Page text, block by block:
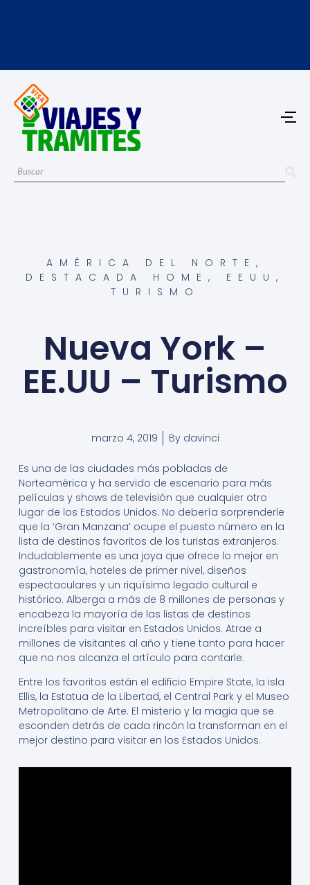
AMÉRICA DEL NORTE ,
DESTACADA HOME , EEUU ,
TURISMO
Nueva York –
EE.UU – Turismo
marzo 4, 2019 Bydavinci
Es una de las ciudades más pobladas de
Norteamérica y ha servido de escenario para más
películas y shows de televisión que cualquier otro
lugar de los Estados Unidos. No debería sorprenderle
que la ‘Gran Manzana’ ocupe el puesto número en la
lista de destinos favoritos de los turistas extranjeros.
Indudablemente es una joya que ofrece lo mejor en
gastronomía, hoteles de primer nivel, diseños
espectaculares y un riquísimo legado cultural e
histórico. Alberga a más de 8 millones de personas y
encabeza la mayoría de las listas de destinos
increíbles para visitar en Estados Unidos. Atrae a
millones de visitantes al año y tiene tanto para hacer
que no nos alcanza el artículo para contarle.
Entre los favoritos están el edificio Empire State, la isla
Ellis, la Estatua de la Libertad, el Central Park y el Museo
Metropolitano de Arte. El misterio y la magia que se
esconden detrás de cada rincón la transforman en el
mejor destino para visitar en los Estados Unidos.